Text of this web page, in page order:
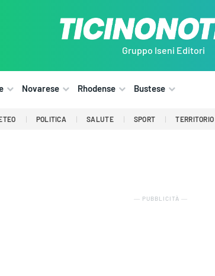
Gruppo Iseni Editori
Novarese Rhodense Bustese
POLITICA SALUTE SPORT TERRITORIO
― PUBBLICITÀ ―